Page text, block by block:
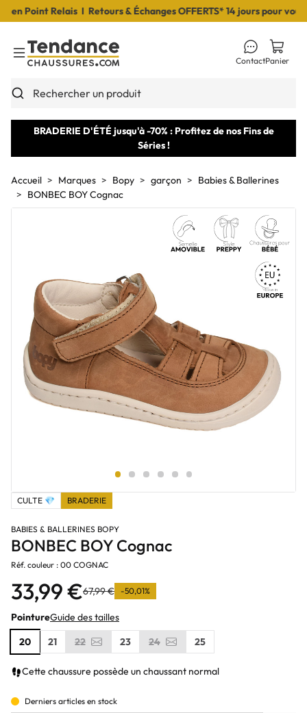
Point Relais I Retours & Échanges OFFERTS* 14 jours pour
Toggle Menu
Rechercher un produit
ContactPanier
BRADERIE D'ÉTÉ jusqu'à -70% : Profitez de nos Fins de
Séries !
Accueil Marques Bopy garçon
Babies & Ballerines
BONBEC BOY Cognac
CULTE 💎 BRADERIE
BABIES & BALLERINES BOPY
BONBEC BOY Cognac
Réf. couleur : 00 COGNAC
33,99 €67,99 € -50,01%
PointureGuide des tailles
20
21 22 23 24 25
Cette chaussure possède un chaussant normal
Derniers articles en stock